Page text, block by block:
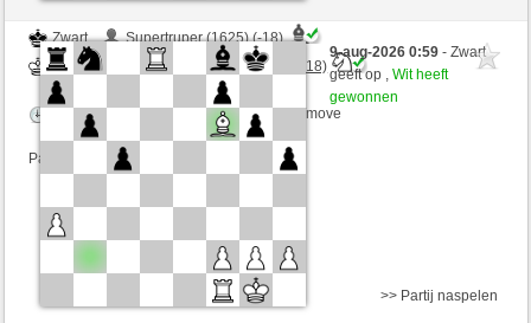
Zwart
Supertruper (1625) (-18)
Wit
Lavalangaperfetta (1592) (+18)
Speelduur: 3 minutes/side + 2 seconds/move
Partij telt mee voor de ranglijst
9-aug-2026 0:59- Zwart
geeft op ,Wit heeft
gewonnen
>> Partij naspelen